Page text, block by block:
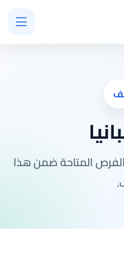
المتاحة ضمن هذا